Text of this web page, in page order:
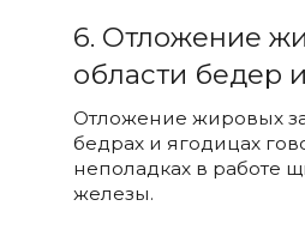
6. Отложение
области бедер
Отложение жировых
бедрах и ягодицах
неполадках в работе
железы.